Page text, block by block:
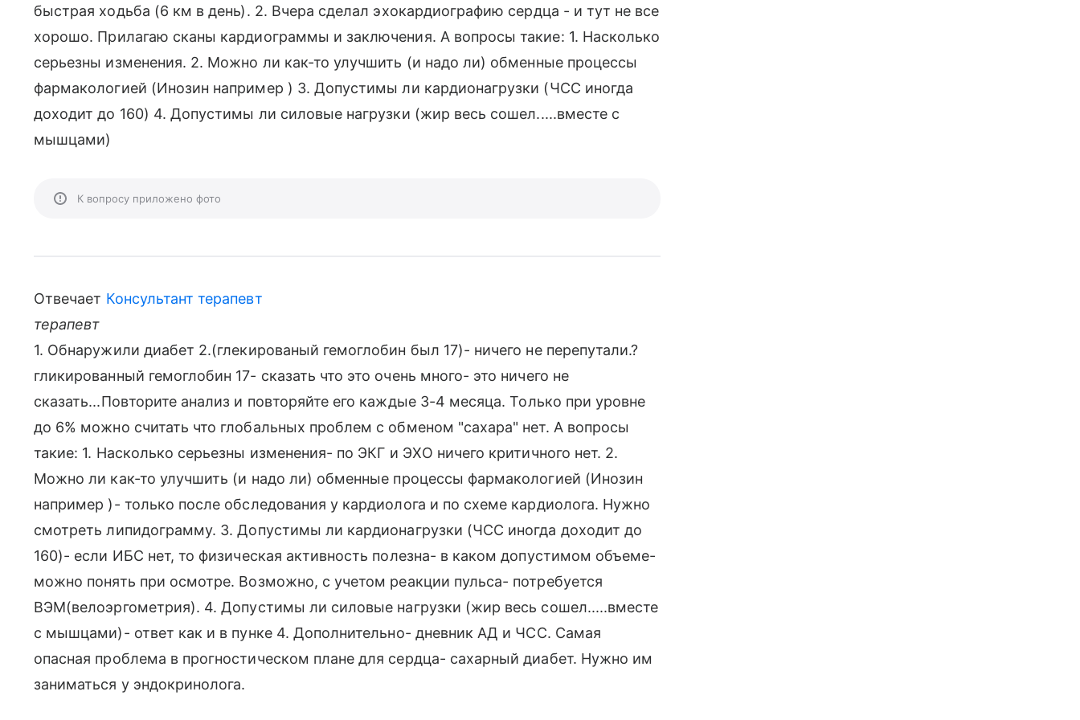
быстрая ходьба (6 км в день). 2. Вчера сделал эхокардиографию сердца - и тут не все
хорошо. Прилагаю сканы кардиограммы и заключения. А вопросы такие: 1. Насколько
серьезны изменения. 2. Можно ли как-то улучшить (и надо ли) обменные процессы
фармакологией (Инозин например ) 3. Допустимы ли кардионагрузки (ЧСС иногда
доходит до 160) 4. Допустимы ли силовые нагрузки (жир весь сошел.....вместе с
мышцами)
К вопросу приложено фото
Отвечает Консультант терапевт
терапевт
1. Обнаружили диабет 2.(глекированый гемоглобин был 17)- ничего не перепутали.?
гликированный гемоглобин 17- сказать что это очень много- это ничего не
сказать...Повторите анализ и повторяйте его каждые 3-4 месяца. Только при уровне
до 6% можно считать что глобальных проблем с обменом "сахара" нет. А вопросы
такие: 1. Насколько серьезны изменения- по ЭКГ и ЭХО ничего критичного нет. 2.
Можно ли как-то улучшить (и надо ли) обменные процессы фармакологией (Инозин
например )- только после обследования у кардиолога и по схеме кардиолога. Нужно
смотреть липидограмму. 3. Допустимы ли кардионагрузки (ЧСС иногда доходит до
160)- если ИБС нет, то физическая активность полезна- в каком допустимом объеме-
можно понять при осмотре. Возможно, с учетом реакции пульса- потребуется
ВЭМ(велоэргометрия). 4. Допустимы ли силовые нагрузки (жир весь сошел.....вместе
с мышцами)- ответ как и в пунке 4. Дополнительно- дневник АД и ЧСС. Самая
опасная проблема в прогностическом плане для сердца- сахарный диабет. Нужно им
заниматься у эндокринолога.